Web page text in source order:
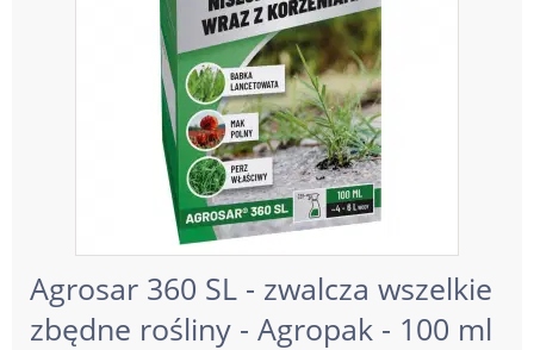
Agrosar 360 SL - zwalcza wszelkie
zbędne rośliny - Agropak - 100 ml